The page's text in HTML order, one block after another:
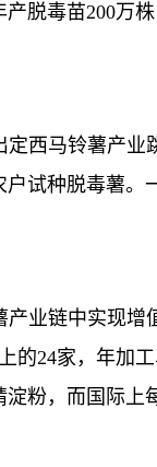
脱毒苗200万
西马铃薯产业
试种脱毒薯
业链中实现增
的24家，年加
粉，而国际